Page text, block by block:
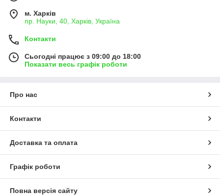
м. Харків
пр. Науки, 40, Харків, Україна
Контакти
Сьогодні працює з 09:00 до 18:00
Показати весь графік роботи
Про нас
Контакти
Доставка та оплата
Графік роботи
Повна версія сайту